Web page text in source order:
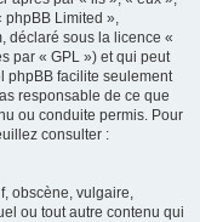
phpBB Limited »,
déclaré sous la licence «
par « GPL ») et qui peut
phpBB facilite seulement
responsable de ce que
ou conduite permis. Pour
consulter :
obscène, vulgaire,
ou tout autre contenu qui